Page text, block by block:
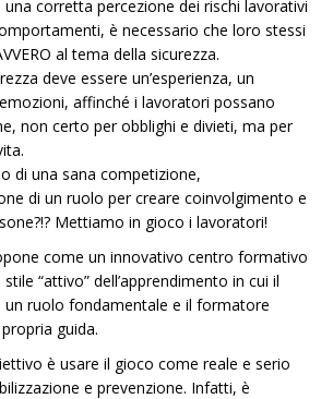
corretta percezione dei rischi lavorativi
è necessario che loro stessi
al tema della sicurezza.
deve essere un’esperienza, un
affinché i lavoratori possano
non certo per obblighi e divieti, ma per
di una sana competizione,
di un ruolo per creare coinvolgimento e
Mettiamo in gioco i lavoratori!
come un innovativo centro formativo
“attivo” dell’apprendimento in cui il
un ruolo fondamentale e il formatore
guida.
è usare il gioco come reale e serio
e prevenzione. Infatti, è